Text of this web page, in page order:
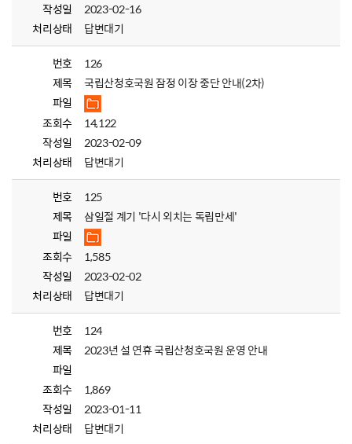
작성일
2023-02-16
처리상태
답변대기
번호
126
제목
국립산청호국원 잠정 이장 중단 안내(2차)
파일
조회수
14,122
작성일
2023-02-09
처리상태
답변대기
번호
125
제목
삼일절 계기 '다시 외치는 독립만세'
파일
조회수
1,585
작성일
2023-02-02
처리상태
답변대기
번호
124
제목
2023년 설 연휴 국립산청호국원 운영 안내
파일
조회수
1,869
작성일
2023-01-11
처리상태
답변대기